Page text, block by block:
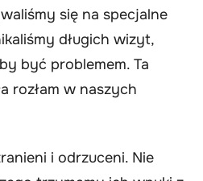
się na specjalne
długich wizyt,
być problemem. Ta
rozłam w naszych
i odrzuceni. Nie